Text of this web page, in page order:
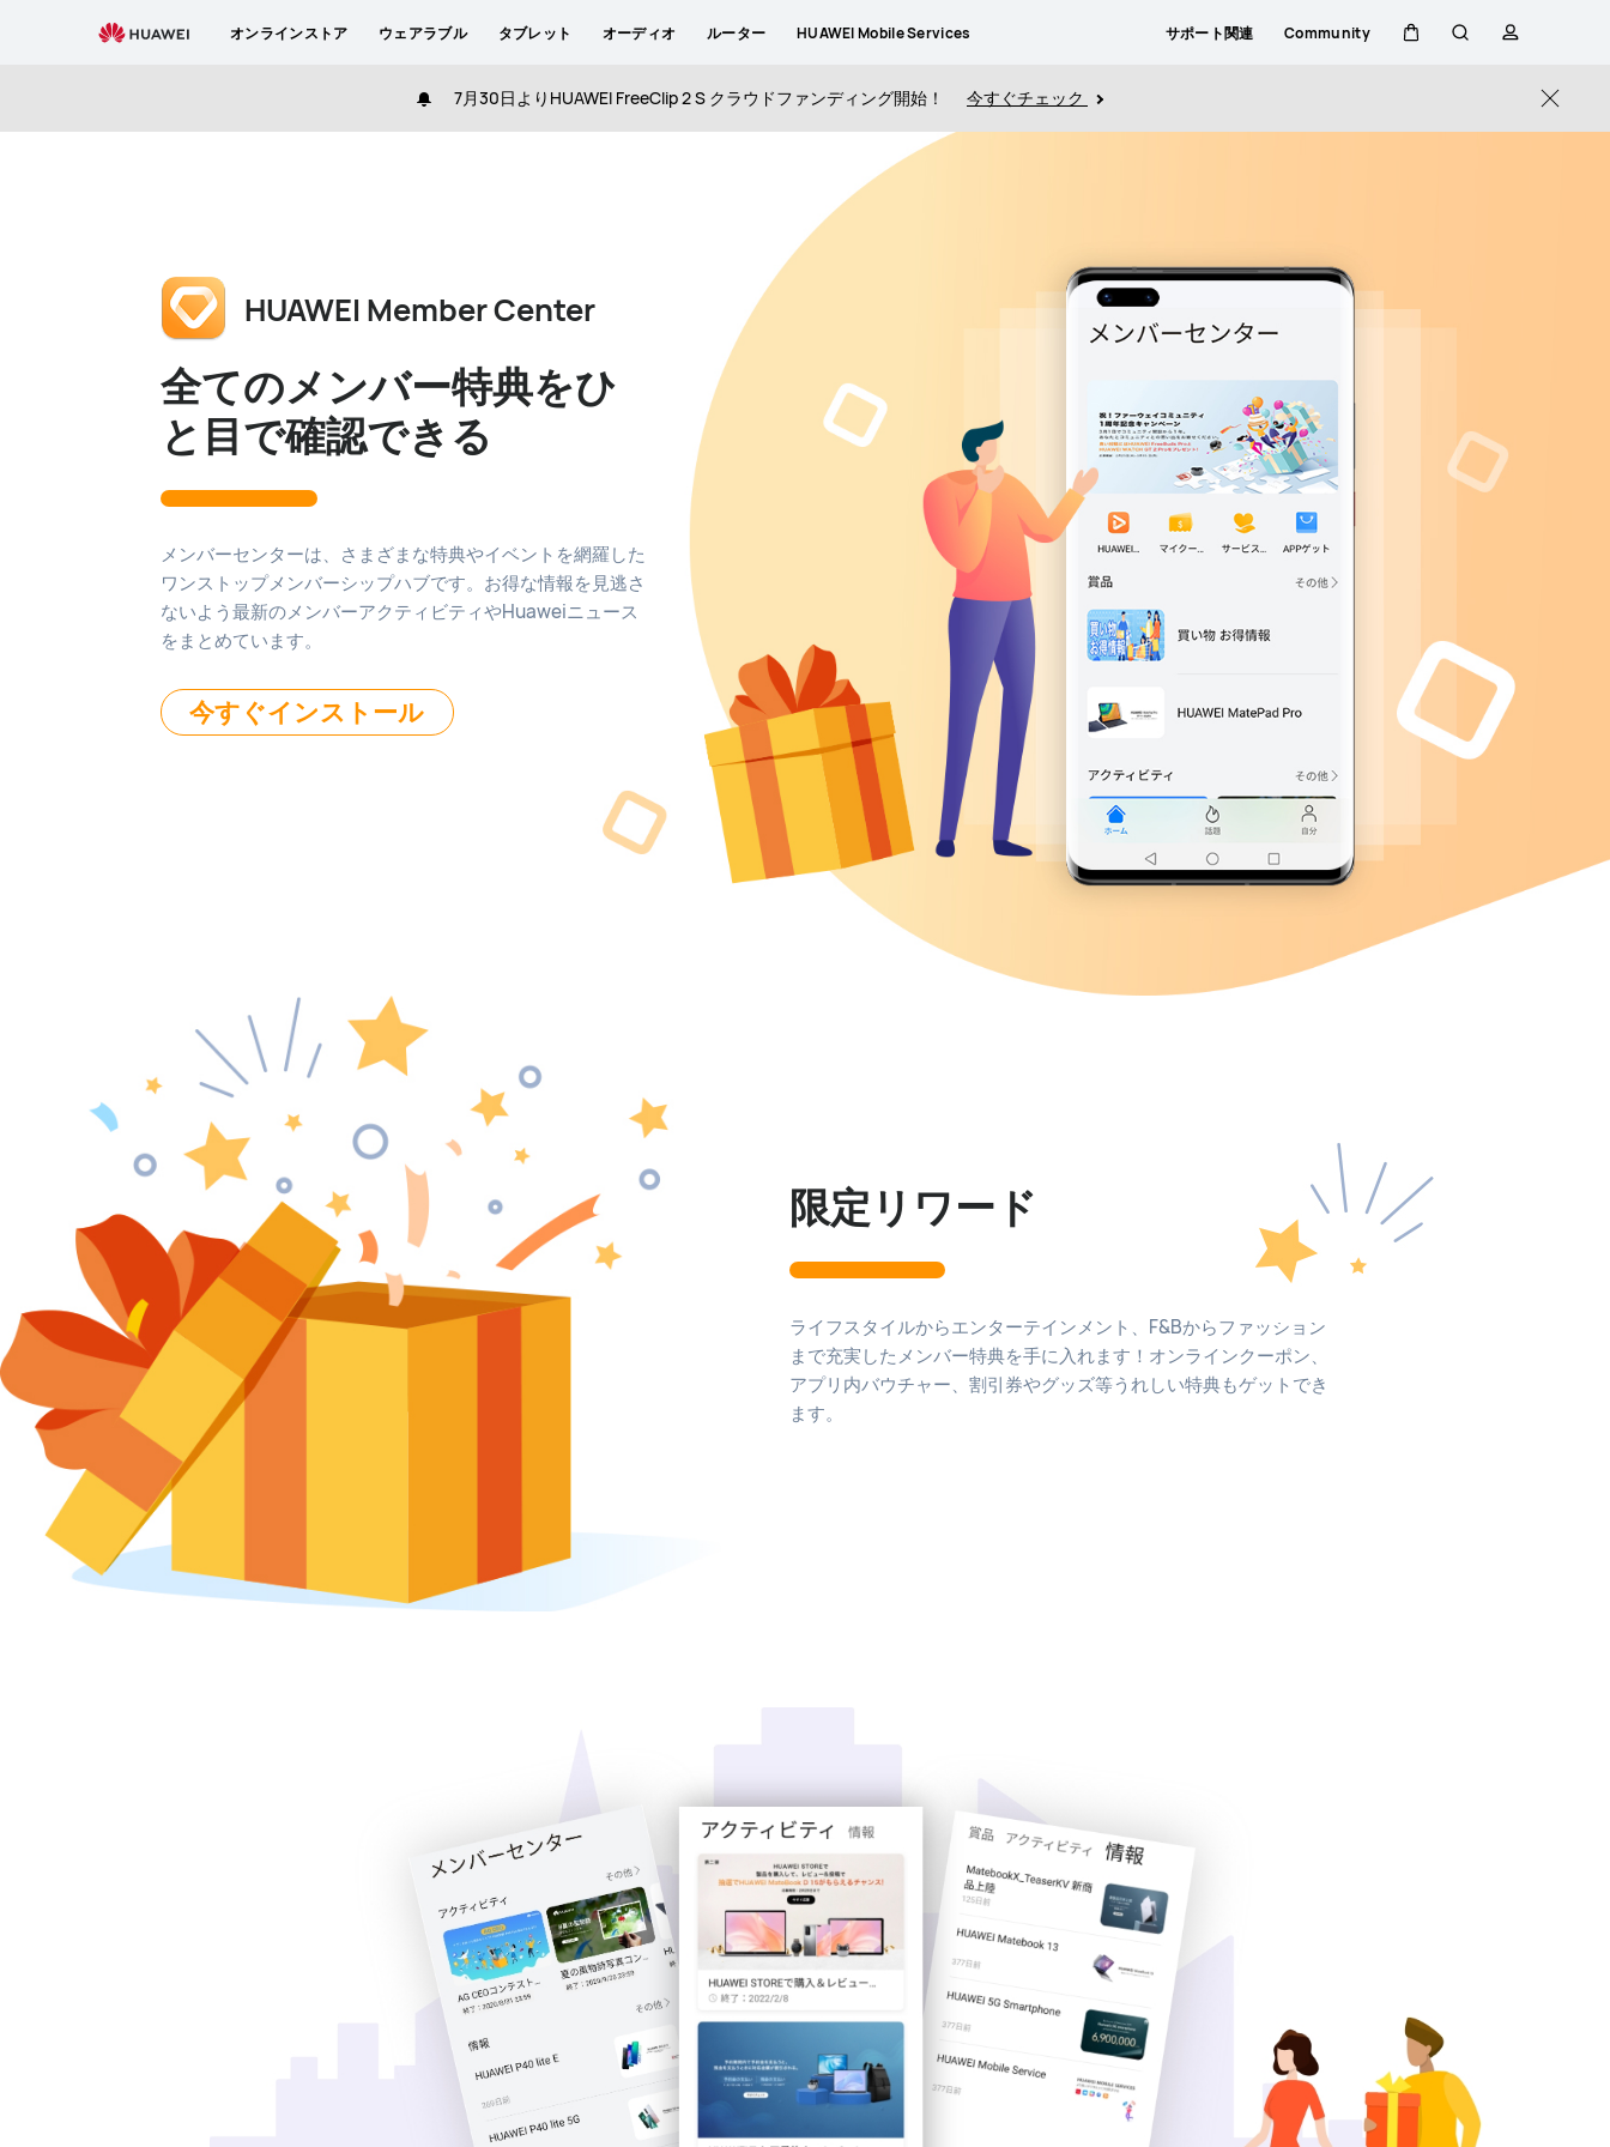
オンラインストア ウェアラブル タブレット オーディオ ルーター HUAWEI Mobile Services サポート関連 Community
ー 索 ロ
7月30日よりHUAWEI FreeClip 2 S クラウドファンディング開始！ 今すぐチェック Close
HUAWEI Member Center
全てのメンバー特典をひ
と目で確認できる
メンバーセンターは、さまざまな特典やイベントを網羅した
ワンストップメンバーシップハブです。お得な情報を見逃さ
ないよう最新のメンバーアクティビティやHuaweiニュース
をまとめています。
今すぐインストール
限定リワード
ライフスタイルからエンターテインメント、F&Bからファッション
まで充実したメンバー特典を手に入れます！オンラインクーポン、
アプリ内バウチャー、割引券やグッズ等うれしい特典もゲットでき
ます。